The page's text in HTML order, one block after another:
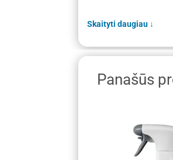
Skaityti daugiau ↓
Panašūs